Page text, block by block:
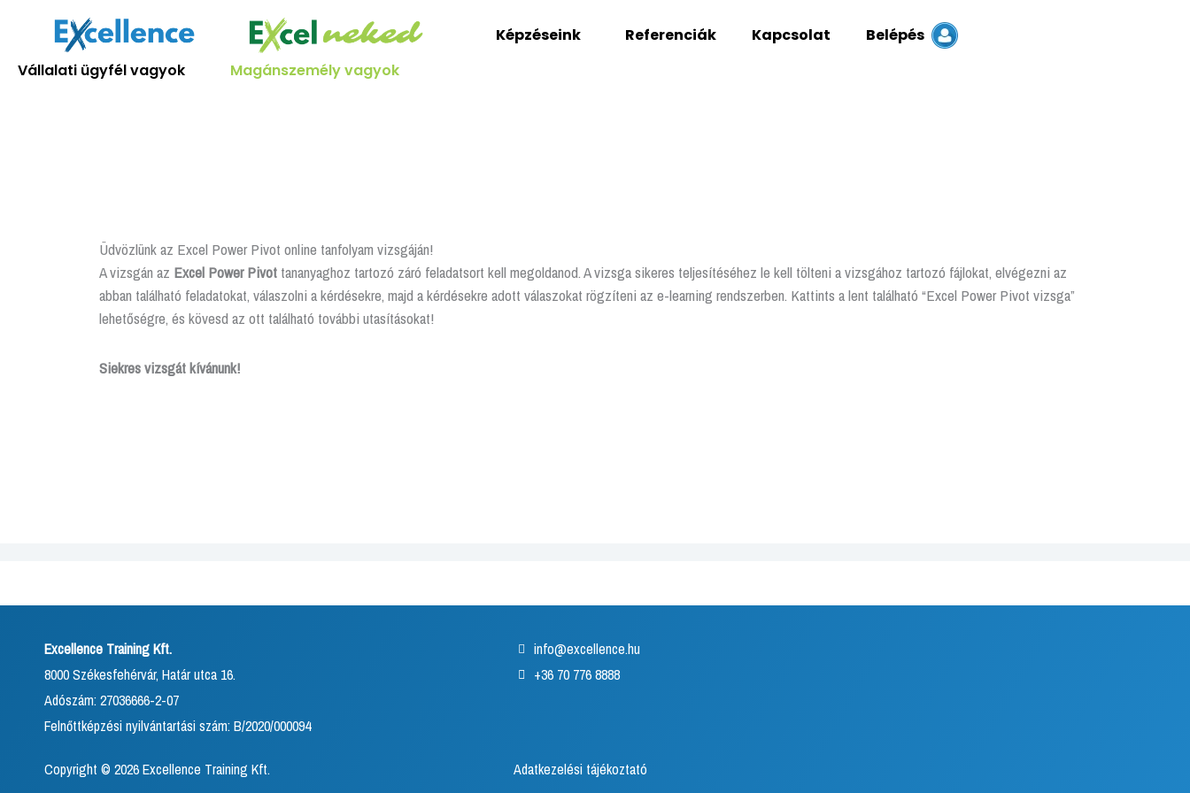
content
Vállalati ügyfél vagyok Magánszemély vagyok
Képzéseink Referenciák Kapcsolat Belépés
Üdvözlünk az Excel Power Pivot online tanfolyam vizsgáján!
A vizsgán az Excel Power Pivot tananyaghoz tartozó záró feladatsort kell megoldanod. A vizsga sikeres teljesítéséhez le kell tölteni a vizsgához tartozó fájlokat, elvégezni az
abban található feladatokat, válaszolni a kérdésekre, majd a kérdésekre adott válaszokat rögzíteni az e-learning rendszerben. Kattints a lent található “Excel Power Pivot vizsga”
lehetőségre, és kövesd az ott található további utasításokat!
Siekres vizsgát kívánunk!
Excellence Training Kft.
8000 Székesfehérvár, Határ utca 16.
Adószám: 27036666-2-07
Felnőttképzési nyilvántartási szám: B/2020/000094
info@excellence.hu
+36 70 776 8888
Copyright © 2026 Excellence Training Kft. Adatkezelési tájékoztató